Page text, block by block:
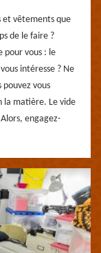
et vêtements que
de le faire ?
pour vous : le
intéresse ? Ne
pouvez vous
la matière. Le vide
engagez-